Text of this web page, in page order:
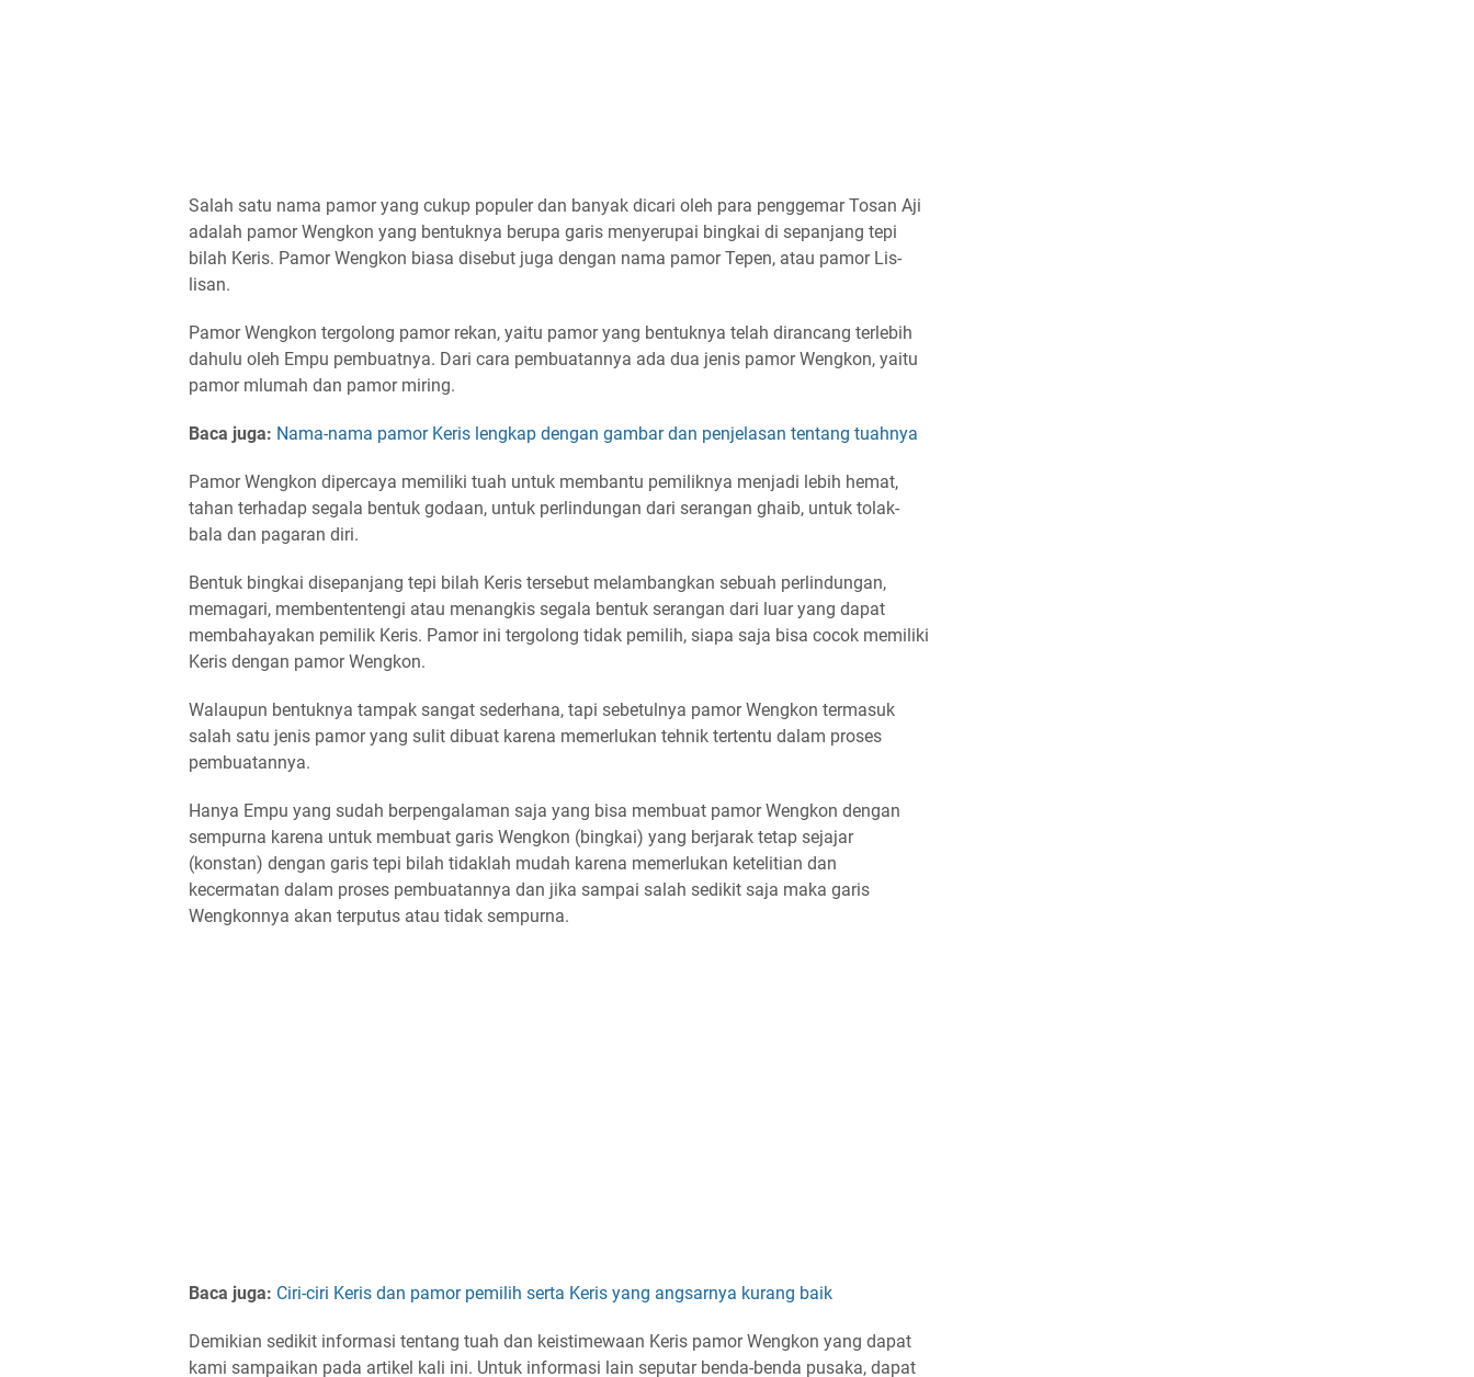
Salah satu nama pamor yang cukup populer dan banyak dicari oleh para penggemar Tosan Aji
adalah pamor Wengkon yang bentuknya berupa garis menyerupai bingkai di sepanjang tepi
bilah Keris. Pamor Wengkon biasa disebut juga dengan nama pamor Tepen, atau pamor Lis-
lisan.
Pamor Wengkon tergolong pamor rekan, yaitu pamor yang bentuknya telah dirancang terlebih
dahulu oleh Empu pembuatnya. Dari cara pembuatannya ada dua jenis pamor Wengkon, yaitu
pamor mlumah dan pamor miring.
Baca juga: Nama-nama pamor Keris lengkap dengan gambar dan penjelasan tentang tuahnya
Pamor Wengkon dipercaya memiliki tuah untuk membantu pemiliknya menjadi lebih hemat,
tahan terhadap segala bentuk godaan, untuk perlindungan dari serangan ghaib, untuk tolak-
bala dan pagaran diri.
Bentuk bingkai disepanjang tepi bilah Keris tersebut melambangkan sebuah perlindungan,
memagari, membententengi atau menangkis segala bentuk serangan dari luar yang dapat
membahayakan pemilik Keris. Pamor ini tergolong tidak pemilih, siapa saja bisa cocok memiliki
Keris dengan pamor Wengkon.
Walaupun bentuknya tampak sangat sederhana, tapi sebetulnya pamor Wengkon termasuk
salah satu jenis pamor yang sulit dibuat karena memerlukan tehnik tertentu dalam proses
pembuatannya.
Hanya Empu yang sudah berpengalaman saja yang bisa membuat pamor Wengkon dengan
sempurna karena untuk membuat garis Wengkon (bingkai) yang berjarak tetap sejajar
(konstan) dengan garis tepi bilah tidaklah mudah karena memerlukan ketelitian dan
kecermatan dalam proses pembuatannya dan jika sampai salah sedikit saja maka garis
Wengkonnya akan terputus atau tidak sempurna.
Baca juga: Ciri-ciri Keris dan pamor pemilih serta Keris yang angsarnya kurang baik
Demikian sedikit informasi tentang tuah dan keistimewaan Keris pamor Wengkon yang dapat
kami sampaikan pada artikel kali ini. Untuk informasi lain seputar benda-benda pusaka, dapat